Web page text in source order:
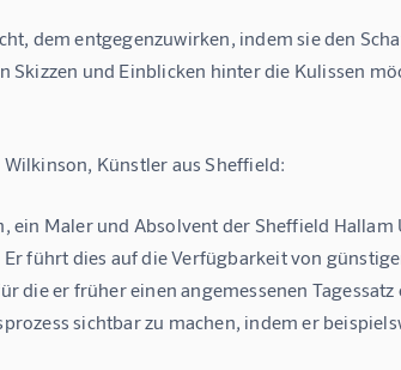
dem entgegenzuwirken, indem sie den
Skizzen und Einblicken hinter die Kulissen
Wilkinson, Künstler aus Sheffield:
ein Maler und Absolvent der Sheffield
Er führt dies auf die Verfügbarkeit von
die er früher einen angemessenen
sichtbar zu machen, indem er